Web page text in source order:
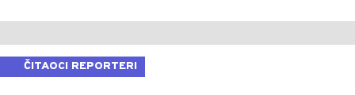
ČITAOCI REPORTERI